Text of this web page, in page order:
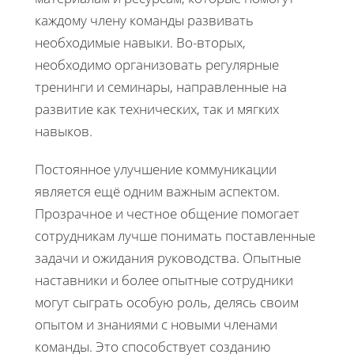
каждому члену команды развивать
необходимые навыки. Во-вторых,
необходимо организовать регулярные
тренинги и семинары, направленные на
развитие как технических, так и мягких
навыков.
Постоянное улучшение коммуникации
является ещё одним важным аспектом.
Прозрачное и честное общение помогает
сотрудникам лучше понимать поставленные
задачи и ожидания руководства. Опытные
наставники и более опытные сотрудники
могут сыграть особую роль, делясь своим
опытом и знаниями с новыми членами
команды. Это способствует созданию